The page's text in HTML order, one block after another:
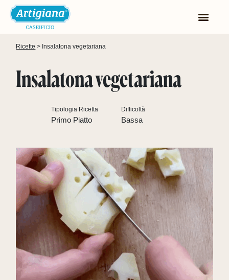
Ricette > Insalatona vegetariana
Insalatona vegetariana
Tipologia Ricetta
Primo Piatto
Difficoltà
Bassa